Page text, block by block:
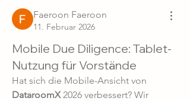
Faeroon Faeroon
11. Februar 2026
Mobile Due Diligence: Tablet-
Nutzung für Vorstände
DataroomX 2026 verbessert? Wir